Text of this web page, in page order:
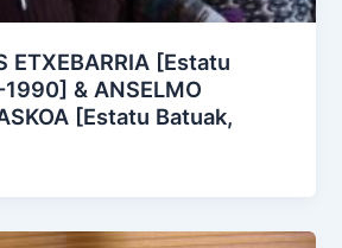
ETXEBARRIA [Estatu
& ANSELMO
[Estatu Batuak,